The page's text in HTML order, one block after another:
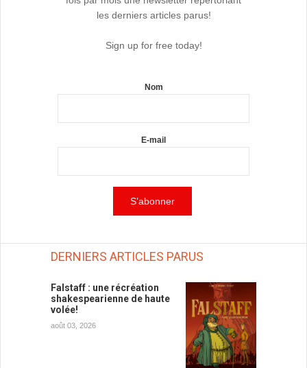
les derniers articles parus!
Sign up for free today!
Nom
E-mail
DERNIERS ARTICLES PARUS
Falstaff : une récréation
shakespearienne de haute
volée!
août 03, 2026